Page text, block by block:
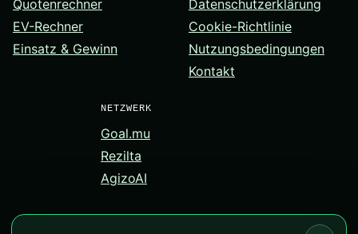
Quotenrechner
EV-Rechner
Einsatz & Gewinn
Datenschutzerklärung
Cookie-Richtlinie
Nutzungsbedingungen
Kontakt
NETZWERK
Goal.mu
Rezilta
AgizoAI